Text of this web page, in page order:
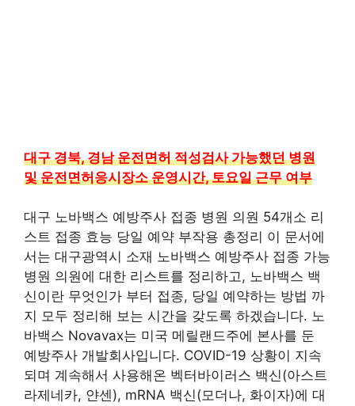
대구 경북, 경남 운전면허 적성검사 가능했던 병원
및 운전면허응시장소 운영시간, 토요일 근무 여부
대구 노바백스 예방주사 접종 병원 의원 54개소 리
스트 접종 효능 당일 예약 부작용 총정리 이 문서에
서는 대구광역시 소재 노바백스 예방주사 접종 가능
병원 의원에 대한 리스트를 정리하고, 노바백스 백
신이란 무엇인가 부터 접종, 당일 예약하는 방법 까
지 모두 정리해 보는 시간을 갖도록 하겠습니다. 노
바백스 Novavax는 미국 메릴랜드주에 본사를 둔
예방주사 개발회사입니다. COVID-19 상황이 지속
되며 계속해서 사용해온 벡터바이러스 백신(아스트
라제네카, 얀센), mRNA 백신(모더나, 화이자)에 대